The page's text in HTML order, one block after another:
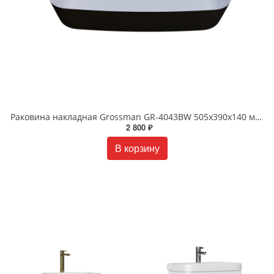
Раковина накладная Grossman GR-4043BW 505х390х140 мм черная
2 800 ₽
В корзину